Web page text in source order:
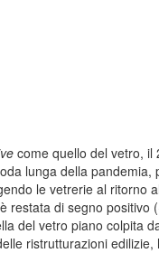
come quello del vetro,
lunga della
le vetrerie al
restata di segno
del vetro piano colpita
ristrutturazioni edilizie,